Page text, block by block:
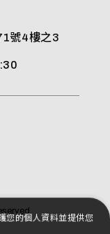
號4樓之3
您的個人資料並提供您